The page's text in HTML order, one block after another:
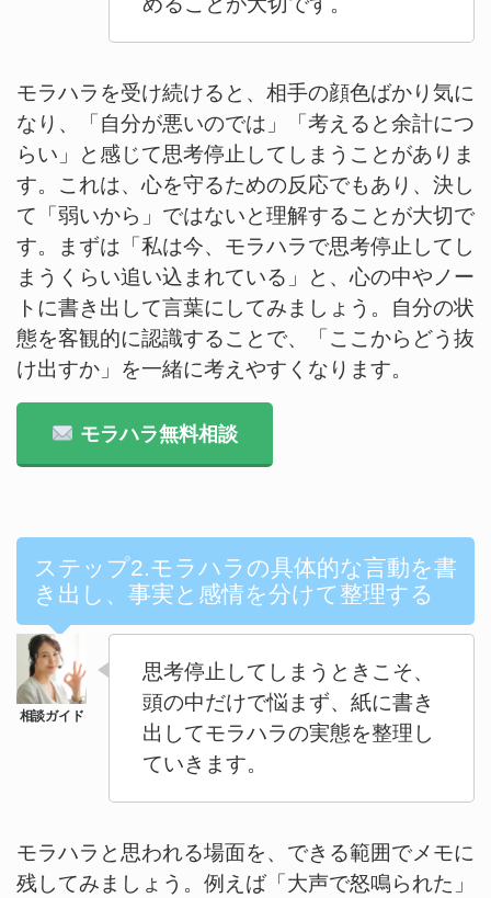
モラハラを受け続けると、相手の顔色ばかり気に
なり、「自分が悪いのでは」「考えると余計につ
らい」と感じて思考停止してしまうことがありま
す。これは、心を守るための反応でもあり、決し
て「弱いから」ではないと理解することが大切で
す。まずは「私は今、モラハラで思考停止してし
まうくらい追い込まれている」と、心の中やノー
トに書き出して言葉にしてみましょう。自分の状
態を客観的に認識することで、「ここからどう抜
け出すか」を一緒に考えやすくなります。
モラハラ無料相談
ステップ2.モラハラの具体的な言動を書
き出し、事実と感情を分けて整理する
思考停止してしまうときこそ、
頭の中だけで悩まず、紙に書き
出してモラハラの実態を整理し
ていきます。
モラハラと思われる場面を、できる範囲でメモに
残してみましょう。例えば「大声で怒鳴られた」